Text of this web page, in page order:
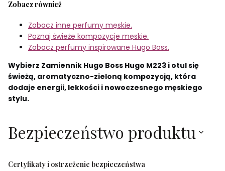
Zobacz również
Zobacz inne perfumy męskie.
Poznaj świeże kompozycje męskie.
Zobacz perfumy inspirowane Hugo Boss.
Wybierz Zamiennik Hugo Boss Hugo M223 i otul się
świeżą, aromatyczno-zieloną kompozycją, która
dodaje energii, lekkości i nowoczesnego męskiego
stylu.
Bezpieczeństwo produktu
Certyfikaty i ostrzeżenie bezpieczeństwa